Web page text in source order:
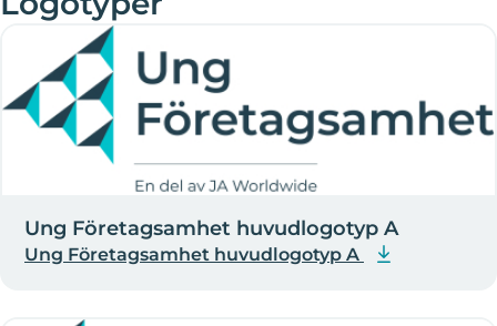
Ung Företagsamhet huvudlogotyp A
Ung Företagsamhet huvudlogotyp A